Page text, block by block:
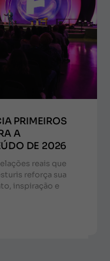
PRIMEIROS
A
DE 2026
reais que
reforça sua
inspiração e